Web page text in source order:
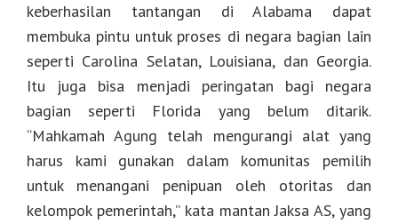
keberhasilan tantangan di Alabama dapat
membuka pintu untuk proses di negara bagian lain
seperti Carolina Selatan, Louisiana, dan Georgia.
Itu juga bisa menjadi peringatan bagi negara
bagian seperti Florida yang belum ditarik.
“Mahkamah Agung telah mengurangi alat yang
harus kami gunakan dalam komunitas pemilih
untuk menangani penipuan oleh otoritas dan
kelompok pemerintah,” kata mantan Jaksa AS, yang